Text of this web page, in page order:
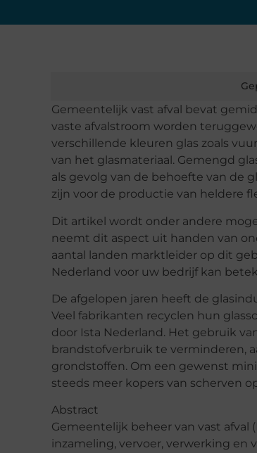
Gemeentelijk vast afval bevat
vaste afvalstroom worden
verschillende kleuren glas zoals
van het glasmateriaal. Gemengd
als gevolg van de behoefte van de
zijn voor de productie van heldere
Dit artikel wordt onder andere
neemt dit aspect uit handen van
aantal landen marktleider op dit
Nederland voor uw bedrijf kan
De afgelopen jaren heeft de
Veel fabrikanten recyclen hun
door Ista Nederland. Het gebruik
brandstofverbruik te verminderen,
grondstoffen. Om een gewenst
steeds meer kopers van scherven
Abstract
Gemeentelijk beheer van vast afval
inzameling, vervoer, verwerking en